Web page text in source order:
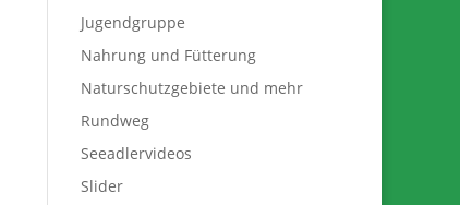
Jugendgruppe
Nahrung und Fütterung
Naturschutzgebiete und mehr
Rundweg
Seeadlervideos
Slider